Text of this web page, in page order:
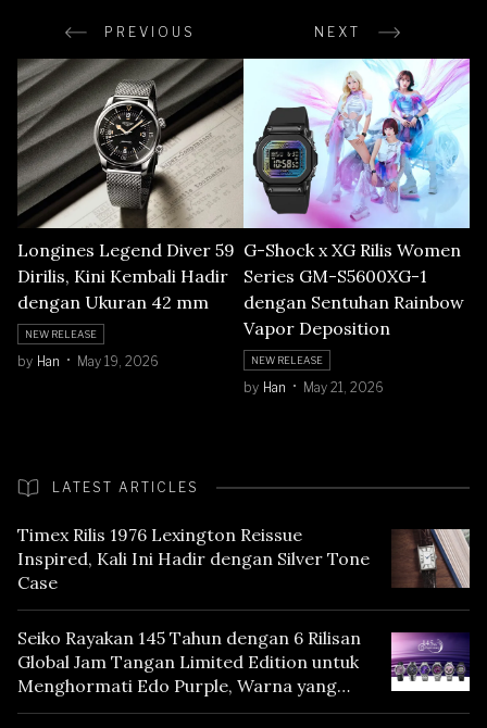
PREVIOUS NEXT
Longines Legend Diver 59
Dirilis, Kini Kembali Hadir
dengan Ukuran 42 mm
NEW RELEASE
by Han May 19, 2026
G-Shock x XG Rilis Women
Series GM-S5600XG-1
dengan Sentuhan Rainbow
Vapor Deposition
NEW RELEASE
by Han May 21, 2026
LATEST ARTICLES
Timex Rilis 1976 Lexington Reissue
Inspired, Kali Ini Hadir dengan Silver Tone
Case
Seiko Rayakan 145 Tahun dengan 6 Rilisan
Global Jam Tangan Limited Edition untuk
Menghormati Edo Purple, Warna yang
Mencerminkan Warisan Tokyo